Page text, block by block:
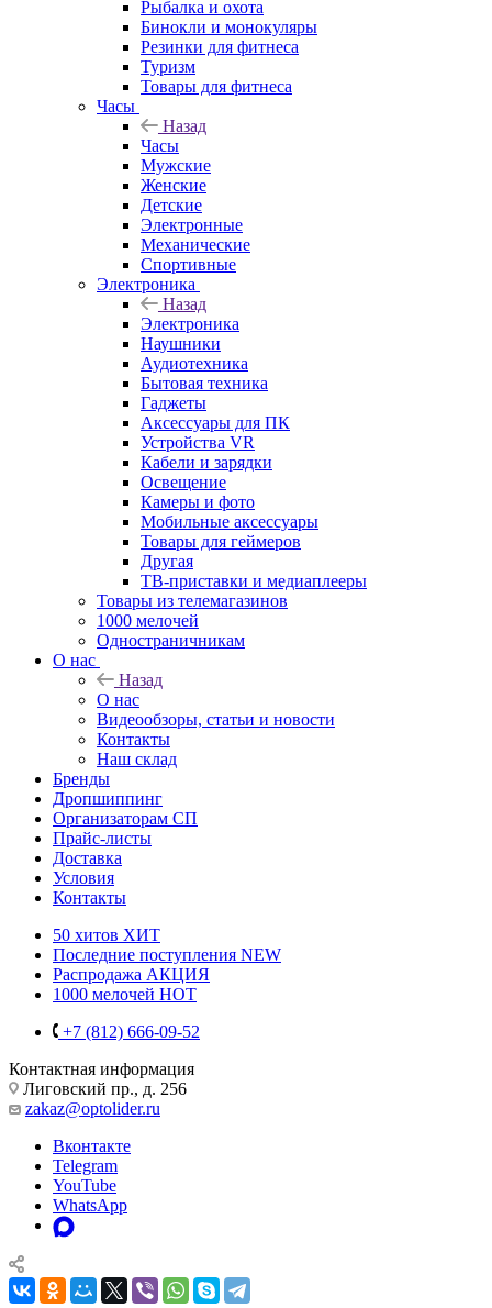
Рыбалка и охота
Бинокли и монокуляры
Резинки для фитнеса
Туризм
Товары для фитнеса
Часы
Назад
Часы
Мужские
Женские
Детские
Электронные
Механические
Спортивные
Электроника
Назад
Электроника
Наушники
Аудиотехника
Бытовая техника
Гаджеты
Аксессуары для ПК
Устройства VR
Кабели и зарядки
Освещение
Камеры и фото
Мобильные аксессуары
Товары для геймеров
Другая
ТВ-приставки и медиаплееры
Товары из телемагазинов
1000 мелочей
Одностраничникам
О нас
Назад
О нас
Видеообзоры, статьи и новости
Контакты
Наш склад
Бренды
Дропшиппинг
Организаторам СП
Прайс-листы
Доставка
Условия
Контакты
50 хитов ХИТ
Последние поступления NEW
Распродажа АКЦИЯ
1000 мелочей HOT
+7 (812) 666-09-52
Контактная информация
Лиговский пр., д. 256
zakaz@optolider.ru
Вконтакте
Telegram
YouTube
WhatsApp